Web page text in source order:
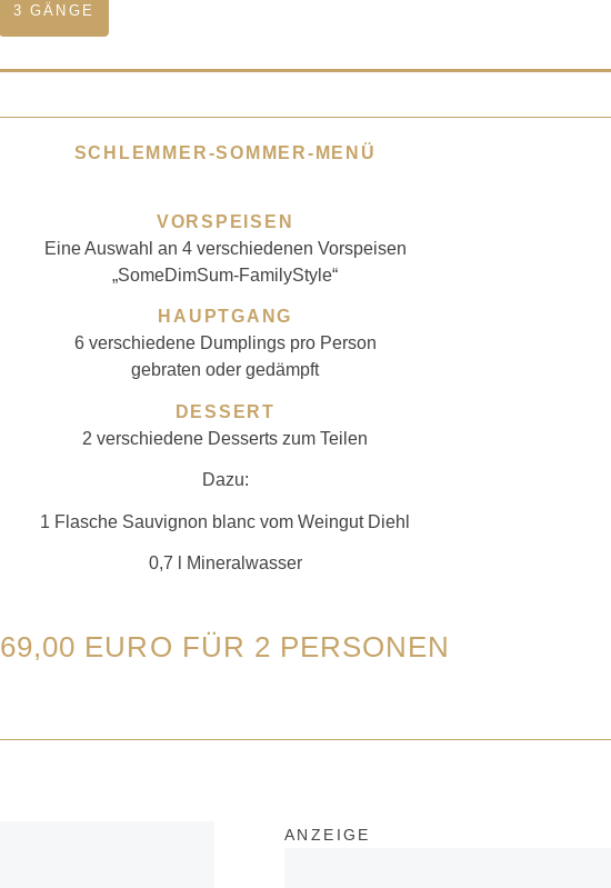
3 GÄNGE
SCHLEMMER-SOMMER-MENÜ
VORSPEISEN
Eine Auswahl an 4 verschiedenen Vorspeisen
„SomeDimSum-FamilyStyle“
HAUPTGANG
6 verschiedene Dumplings pro Person
gebraten oder gedämpft
DESSERT
2 verschiedene Desserts zum Teilen
Dazu:
1 Flasche Sauvignon blanc vom Weingut Diehl
0,7 l Mineralwasser
69,00 EURO FÜR 2 PERSONEN
ANZEIGE